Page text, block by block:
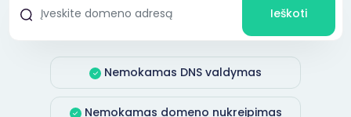
Ieškoti
Nemokamas DNS valdymas
Nemokamas domeno nukreipimas